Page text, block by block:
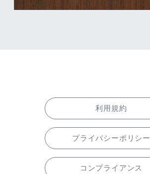
利用規約
プライバシーポリシー
コンプライアンス